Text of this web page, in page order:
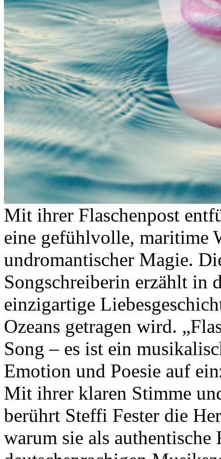
Mit ihrer Flaschenpost
eine gefühlvolle, maritime
undromantischer Magie.
Songschreiberin erzählt in
einzigartige
Ozeans getragen wird.
Song – es ist ein
Emotion und Poesie auf
Mit ihrer klaren Stimme
berührt Steffi Fester die
warum sie als